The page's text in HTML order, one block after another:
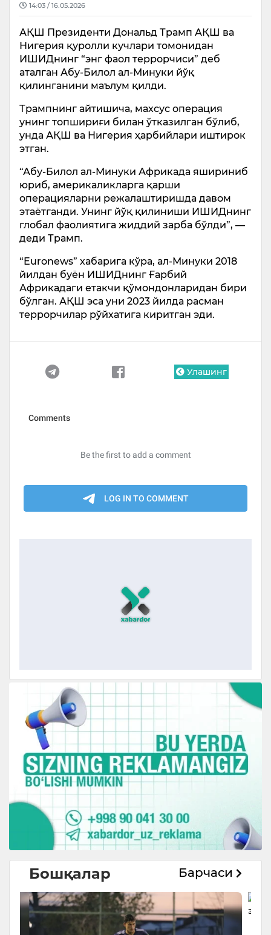
14:03 / 16.05.2026
АҚШ Президенти Дональд Трамп АҚШ ва
Нигерия қуролли кучлари томонидан
ИШИДнинг “энг фаол террорчиси” деб
аталган Абу-Билол ал-Минуки йўқ
қилинганини маълум қилди.
Трампнинг айтишича, махсус операция
унинг топшириғи билан ўтказилган бўлиб,
унда АҚШ ва Нигерия ҳарбийлари иштирок
этган.
“Абу-Билол ал-Минуки Африкада яшириниб
юриб, америкаликларга қарши
операцияларни режалаштиришда давом
этаётганди. Унинг йўқ қилиниши ИШИДнинг
глобал фаолиятига жиддий зарба бўлди”, —
деди Трамп.
“Euronews” хабарига кўра, ал-Минуки 2018
йилдан буён ИШИДнинг Ғарбий
Африкадаги етакчи қўмондонларидан бири
бўлган. АҚШ эса уни 2023 йилда расман
террорчилар рўйхатига киритган эди.
Улашинг
Бошқалар Барчаси